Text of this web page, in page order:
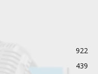
922
439